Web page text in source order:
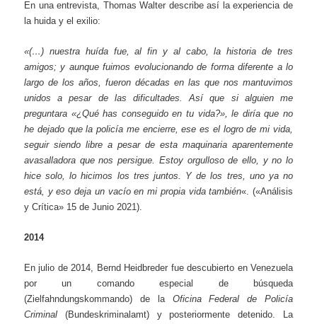
En una entrevista, Thomas Walter describe así la experiencia de
la huida y el exilio:
«(…) nuestra huída fue, al fin y al cabo, la historia de tres
amigos; y aunque fuimos evolucionando de forma diferente a lo
largo de los años, fueron décadas en las que nos mantuvimos
unidos a pesar de las dificultades.Así que si alguien me
preguntara «¿Qué has conseguido en tu vida?», le diría que no
he dejado que la policía me encierre, ese es el logro de mi vida,
seguir siendo libre a pesar de esta maquinaria aparentemente
avasalladora que nos persigue. Estoy orgulloso de ello, y no lo
hice solo, lo hicimos los tres juntos. Y de los tres, uno ya no
está, y eso deja un vacío en mi propia vida también«. («Análisis
y Crítica» 15 de Junio 2021).
2014
En julio de 2014, Bernd Heidbreder fue descubierto en Venezuela
por un comando especial de búsqueda
(Zielfahndungskommando) de la Oficina Federal de Policía
Criminal (Bundeskriminalamt) y posteriormente detenido. La